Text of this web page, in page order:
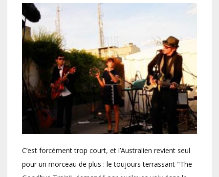
C’est forcément trop court, et l’Australien revient seul
pour un morceau de plus : le toujours terrassant "The